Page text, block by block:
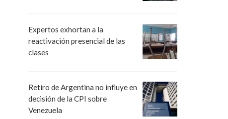
Expertos exhortan a la
reactivación presencial de las
clases
Retiro de Argentina no influye en
decisión de la CPI sobre
Venezuela